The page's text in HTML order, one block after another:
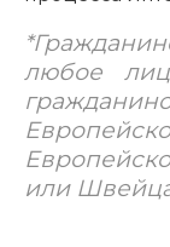
любое
или